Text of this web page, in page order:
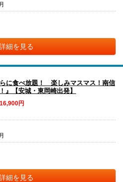
細を見る
らに食べ放題！ 楽しみマスマス！南信
』【安城・東岡崎出発】
円
細を見る